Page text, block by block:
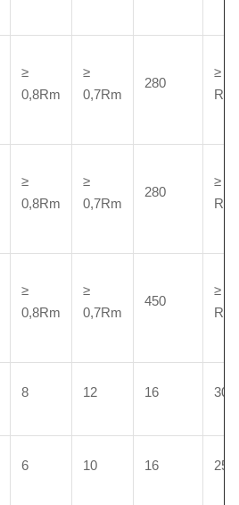
≥
0,8Rm
≥
0,7Rm
280
≥
Rm
≥
0,8Rm
≥
0,7Rm
280
≥
Rm
≥
0,8Rm
≥
0,7Rm
450
≥
Rm
8 12 16 30
6 10 16 25